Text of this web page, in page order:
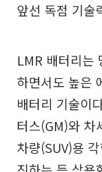
앞선 독점 기술
LMR 배터리는
하면서도 높은
배터리 기술이
터스(GM)와 차
차량(SUV)용